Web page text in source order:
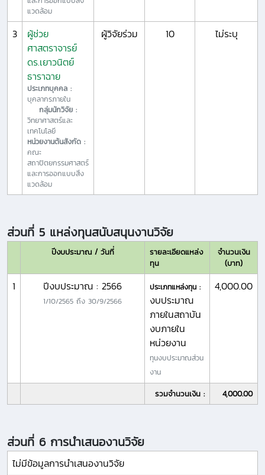
แวดล้อม
3
ผู้ช่วย
ศาสตราจารย์
ดร.เยาวนิตย์
ธาราฉาย
ประเภทบุคคล :
บุคลากรภายใน
กลุ่มนักวิจัย :
วิทยาศาสตร์และ
เทคโนโลยี
หน่วยงานต้นสังกัด :
คณะ
สถาปัตยกรรมศาสตร์
และการออกแบบสิ่ง
แวดล้อม
ผู้วิจัยร่วม 10 ไม่ระบุ
ส่วนที่ 5 แหล่งทุนสนับสนุนงานวิจัย
ปีงบประมาณ / วันที่
รายละเอียดแหล่ง
ทุน
จำนวนเงิน
(บาท)
1 ปีงบประมาณ : 2566
1/10/2565 ถึง 30/9/2566
ประเภทแหล่งทุน :
งบประมาณ
ภายในสถาบัน
งบภายใน
หน่วยงาน
ทุนงบประมาณส่วน
งาน
4,000.00
รวมจำนวนเงิน : 4,000.00
ส่วนที่ 6 การนำเสนองานวิจัย
ไม่มีข้อมูลการนำเสนองานวิจัย